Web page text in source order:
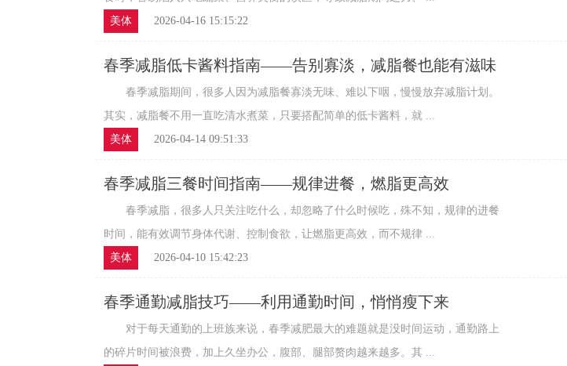
美体
2026-04-16 15:15:22
春季减脂低卡酱料指南——告别寡淡，减脂餐也能有滋味
春季减脂期间，很多人因为减脂餐寡淡无味、难以下咽，慢慢放弃减脂计划。
其实，减脂餐不用一直吃清水煮菜，只要搭配简单的低卡酱料，就 ...
美体
2026-04-14 09:51:33
春季减脂三餐时间指南——规律进餐，燃脂更高效
春季减脂，很多人只关注吃什么，却忽略了什么时候吃，殊不知，规律的进餐
时间，能有效调节身体代谢、控制食欲，让燃脂更高效，而不规律 ...
美体
2026-04-10 15:42:23
春季通勤减脂技巧——利用通勤时间，悄悄瘦下来
对于每天通勤的上班族来说，春季减肥最大的难题就是没时间运动，通勤路上
的碎片时间被浪费，加上久坐办公，腹部、腿部赘肉越来越多。其 ...